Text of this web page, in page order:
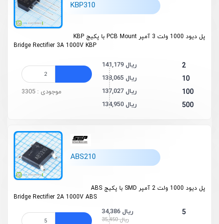
KBP310
پل دیود 1000 ولت 3 آمپر PCB Mount با پکیج KBP
Bridge Rectifier 3A 1000V KBP
2 141,179 ریال
10 138,065 ریال
100 137,027 ریال
500 134,950 ریال
موجودی : 3305
ABS210
پل دیود 1000 ولت 2 آمپر SMD با پکیج ABS
Bridge Rectifier 2A 1000V ABS
5 34,386 ریال
35,450 ریال